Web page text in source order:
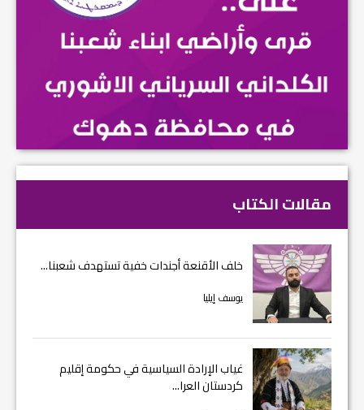
مقالات الكتاب
خلف الأقنعة أجندات خفية تستهدف شعبنا...
يوسف إيليا
غياب الإرادة السياسية في حكومة إقليم
كردستان العرا...